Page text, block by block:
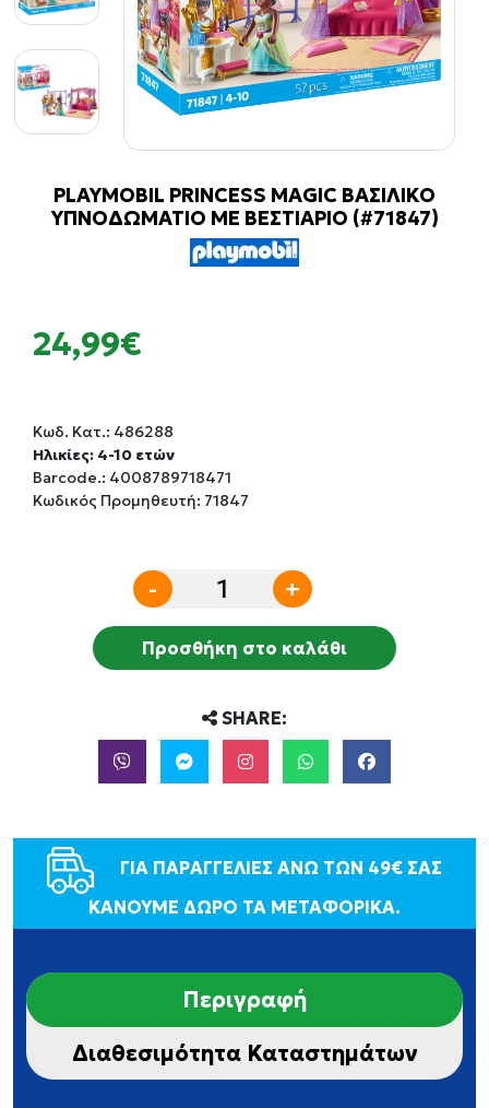
PLAYMOBIL PRINCESS MAGIC ΒΑΣΙΛΙΚΟ
ΥΠΝΟΔΩΜΑΤΙΟ ΜΕ ΒΕΣΤΙΑΡΙΟ (#71847)
24,99€
Κωδ. Κατ.: 486288
Ηλικίες: 4-10 ετών
Barcode.: 4008789718471
Κωδικός Προμηθευτή: 71847
- +
Προσθήκη στο καλάθι
SHARE:
ΓΙΑ ΠΑΡΑΓΓΕΛΙΕΣ ΑΝΩ ΤΩΝ 49€ ΣΑΣ
ΚΑΝΟΥΜΕ ΔΩΡΟ ΤΑ ΜΕΤΑΦΟΡΙΚΑ.
Περιγραφή
Διαθεσιμότητα Καταστημάτων